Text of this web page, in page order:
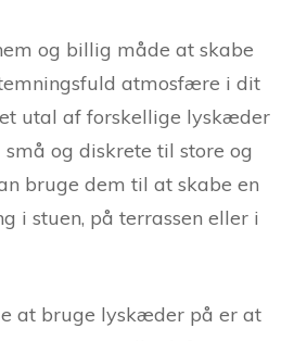
og billig måde at skabe
atmosfære i dit
utal af forskellige lyskæder
og diskrete til store og
bruge dem til at skabe en
i stuen, på terrassen eller i
at bruge lyskæder på er at